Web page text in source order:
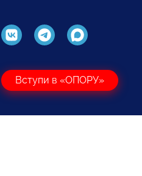
Вступи в «ОПОРУ»